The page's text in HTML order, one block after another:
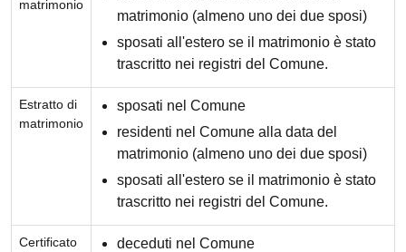
matrimonio
matrimonio (almeno uno dei due sposi)
sposati all'estero se il matrimonio è stato
trascritto nei registri del Comune.
Estratto di
matrimonio
sposati nel Comune
residenti nel Comune alla data del
matrimonio (almeno uno dei due sposi)
sposati all'estero se il matrimonio è stato
trascritto nei registri del Comune.
Certificato
deceduti nel Comune